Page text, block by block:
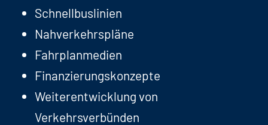
Schnellbuslinien
Nahverkehrspläne
Fahrplanmedien
Finanzierungskonzepte
Weiterentwicklung von
Verkehrsverbünden